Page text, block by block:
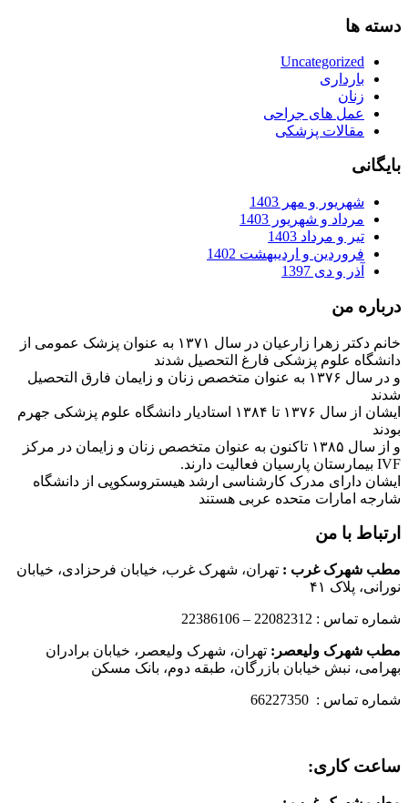
دسته ها
Uncategorized
بارداری
زنان
عمل های جراحی
مقالات پزشکی
بایگانی
شهریور و مهر 1403
مرداد و شهریور 1403
تیر و مرداد 1403
فروردین و اردیبهشت 1402
آذر و دی 1397
درباره من
خانم دکتر زهرا زارعیان در سال ۱۳۷۱ به عنوان پزشک عمومی از
دانشگاه علوم پزشکی فارغ التحصیل شدند
و در سال ۱۳۷۶ به عنوان متخصص زنان و زایمان فارق التحصیل
شدند
ایشان از سال ۱۳۷۶ تا ۱۳۸۴ استادیار دانشگاه علوم پزشکی جهرم
بودند
و از سال ۱۳۸۵ تاکنون به عنوان متخصص زنان و زایمان در مرکز
IVF بیمارستان پارسیان فعالیت دارند.
ایشان دارای مدرک کارشناسی ارشد هیستروسکوپی از دانشگاه
شارجه امارات متحده عربی هستند
ارتباط با من
مطب شهرک غرب : تهران، شهرک غرب، خیابان فرحزادی، خیابان
نورانی، پلاک ۴۱
شماره تماس : 22082312 – 22386106
مطب شهرک ولیعصر: تهران، شهرک ولیعصر، خیابان برادران
بهرامی، نبش خیابان بازرگان، طبقه دوم، بانک مسکن
شماره تماس : 66227350
ساعت کاری: